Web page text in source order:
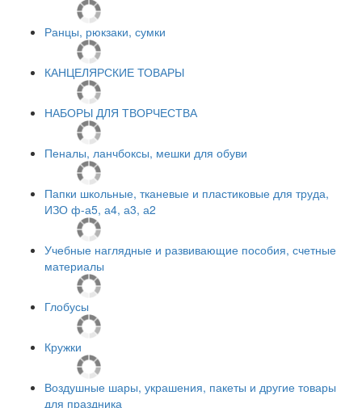
Ранцы, рюкзаки, сумки
КАНЦЕЛЯРСКИЕ ТОВАРЫ
НАБОРЫ ДЛЯ ТВОРЧЕСТВА
Пеналы, ланчбоксы, мешки для обуви
Папки школьные, тканевые и пластиковые для труда,
ИЗО ф-а5, а4, а3, а2
Учебные наглядные и развивающие пособия, счетные
материалы
Глобусы
Кружки
Воздушные шары, украшения, пакеты и другие товары
для праздника